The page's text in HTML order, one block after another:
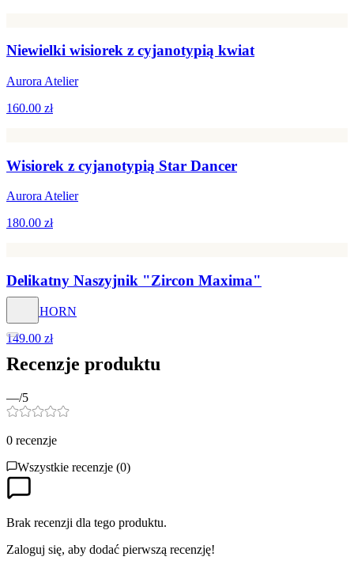
Niewielki wisiorek z cyjanotypią kwiat
Aurora Atelier
160.00 zł
Wisiorek z cyjanotypią Star Dancer
Aurora Atelier
180.00 zł
Delikatny Naszyjnik "Zircon Maxima"
STAGHORN
149.00 zł
Recenzje produktu
—/5
0 recenzje
Wszystkie recenzje (0)
Brak recenzji dla tego produktu.
Zaloguj się, aby dodać pierwszą recenzję!